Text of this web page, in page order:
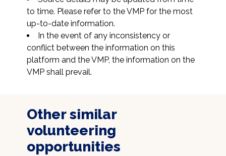
to time. Please refer to the VMP for the most
up-to-date information.
In the event of any inconsistency or
conflict between the information on this
platform and the VMP, the information on the
VMP shall prevail.
Other similar
volunteering
opportunities